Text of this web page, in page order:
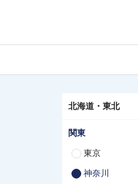
北海道・東北
関東
東京
神奈川